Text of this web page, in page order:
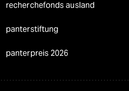
recherchefonds ausland
panterstiftung
panterpreis 2026